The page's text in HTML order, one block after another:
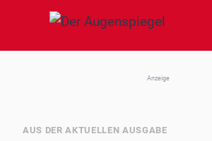
springen
Anzeige
AUS DER AKTUELLEN AUSGABE